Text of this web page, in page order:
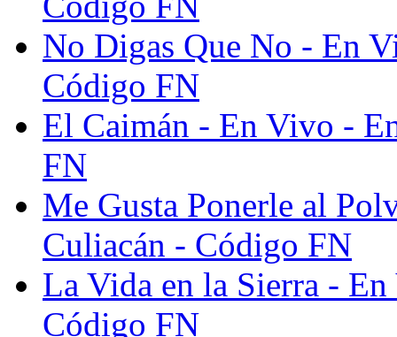
No Digas Que No - En
Código FN
El Caimán - En Vivo -
FN
Me Gusta Ponerle al
Culiacán - Código FN
La Vida en la Sierra -
Código FN